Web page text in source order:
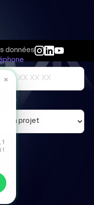
données
×
!